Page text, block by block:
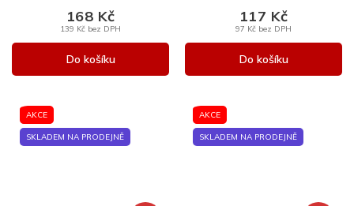
139 Kč bez DPH
168 Kč
Do košíku
97 Kč bez DPH
117 Kč
Do košíku
AKCE
SKLADEM NA PRODEJNĚ
AKCE
SKLADEM NA PRODEJNĚ